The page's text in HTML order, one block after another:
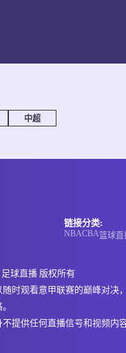
中超
链接分类:
NBACBA篮球直
足球直播 版权所有
时观看意甲联赛的巅峰对决
提供任何直播信号和视频内